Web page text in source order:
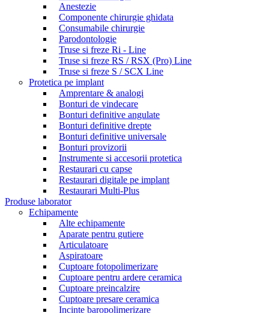
Anestezie
Componente chirurgie ghidata
Consumabile chirurgie
Parodontologie
Truse si freze Ri - Line
Truse si freze RS / RSX (Pro) Line
Truse si freze S / SCX Line
Protetica pe implant
Amprentare & analogi
Bonturi de vindecare
Bonturi definitive angulate
Bonturi definitive drepte
Bonturi definitive universale
Bonturi provizorii
Instrumente si accesorii protetica
Restaurari cu capse
Restaurari digitale pe implant
Restaurari Multi-Plus
Produse laborator
Echipamente
Alte echipamente
Aparate pentru gutiere
Articulatoare
Aspiratoare
Cuptoare fotopolimerizare
Cuptoare pentru ardere ceramica
Cuptoare preincalzire
Cuptoare presare ceramica
Incinte baropolimerizare